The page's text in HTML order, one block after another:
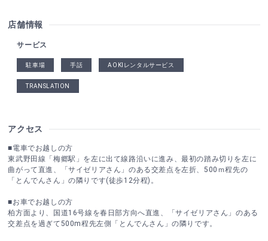
店舗情報
サービス
駐車場 手話 AOKIレンタルサービス
TRANSLATION
アクセス
■電車でお越しの方
東武野田線「梅郷駅」を左に出て線路沿いに進み、最初の踏み切りを左に
曲がって直進、「サイゼリアさん」のある交差点を左折、500ｍ程先の
「とんでんさん」の隣りです(徒歩12分程)。
■お車でお越しの方
柏方面より、国道16号線を春日部方向へ直進、「サイゼリアさん」のある
交差点を過ぎて500m程先左側「とんでんさん」の隣りです。